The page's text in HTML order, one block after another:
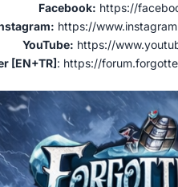
Facebook: https://
https://
YouTube: https://
[EN+TR]: https://